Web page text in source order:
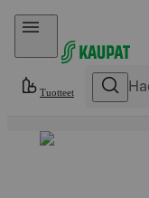
Hyppää sisältöön
Tuotteet